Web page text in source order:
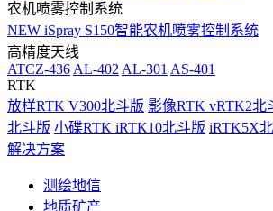
农机喷雾控制系统
NEW iSpray S150智能农机喷雾控制系统
高精度天线
ATCZ-436 AL-402 AL-301 AS-401
RTK
放样RTK V300北斗版 影像RTK vRTK2北
北斗版 小碟RTK iRTK10北斗版 iRTK5X
解决方案
测绘地信
地质矿产